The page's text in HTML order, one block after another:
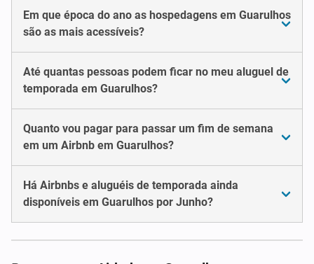
Em que época do ano as hospedagens em Guarulhos
são as mais acessíveis?
Até quantas pessoas podem ficar no meu aluguel de
temporada em Guarulhos?
Quanto vou pagar para passar um fim de semana
em um Airbnb em Guarulhos?
Há Airbnbs e aluguéis de temporada ainda
disponíveis em Guarulhos por Junho?